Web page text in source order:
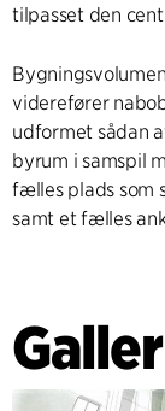
tilpasset den
viderefører
udformet sådan
byrum i samspil
fælles plads som
samt et fælles
Øverst på
i menneskelig
indrettet
funktioner, med